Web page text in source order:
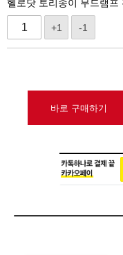
헬로닷 토리송이 무드램프
+1 -1
바로 구매하기